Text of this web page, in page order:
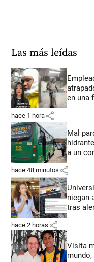
Las más leídas
en una
hace 1 hora share
Mal
a un
hace 48 minutos share
niegan
tras
hace 2 horas share
Visita